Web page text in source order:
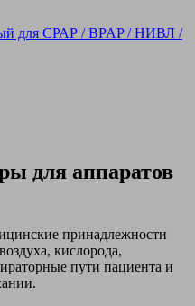
для СРАР / BPAP / НИВЛ /
для аппаратов
принадлежности
кислорода,
пути пациента и